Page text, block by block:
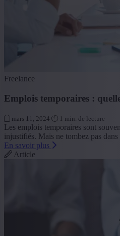
Freelance
Emplois temporaires :
mars 11, 2024 1 min. de lecture
Les emplois temporaires sont
injustifiés. Mais ne tombez pas
En savoir plus
Article